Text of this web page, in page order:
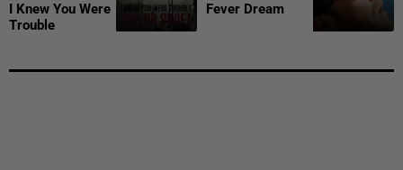
I Knew You Were
Trouble
Fever Dream